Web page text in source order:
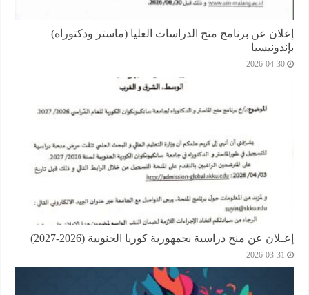
إعلان عن برنامج منح الدراسات العليا (ماستر ودكتوراه)
بإندونيسيا
2026-04-30
إعـلان عن منح دراسية بجمهورية كوريا الجنوبية (2026-2027)
2026-03-31